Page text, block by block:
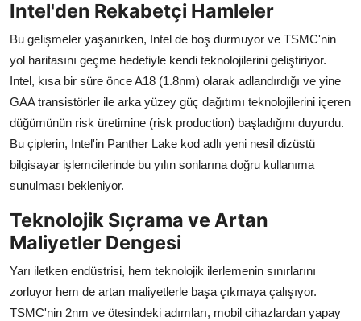
Intel'den Rekabetçi Hamleler
Bu gelişmeler yaşanırken, Intel de boş durmuyor ve TSMC'nin
yol haritasını geçme hedefiyle kendi teknolojilerini geliştiriyor.
Intel, kısa bir süre önce A18 (1.8nm) olarak adlandırdığı ve yine
GAA transistörler ile arka yüzey güç dağıtımı teknolojilerini içeren
düğümünün risk üretimine (risk production) başladığını duyurdu.
Bu çiplerin, Intel'in Panther Lake kod adlı yeni nesil dizüstü
bilgisayar işlemcilerinde bu yılın sonlarına doğru kullanıma
sunulması bekleniyor.
Teknolojik Sıçrama ve Artan
Maliyetler Dengesi
Yarı iletken endüstrisi, hem teknolojik ilerlemenin sınırlarını
zorluyor hem de artan maliyetlerle başa çıkmaya çalışıyor.
TSMC'nin 2nm ve ötesindeki adımları, mobil cihazlardan yapay